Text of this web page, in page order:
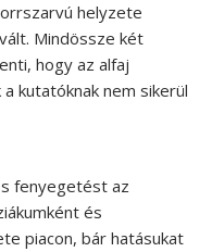
helyzete
Mindössze két
hogy az alfaj
kutatóknak nem sikerül
fenyegetést az
és
piacon, bár hatásukat